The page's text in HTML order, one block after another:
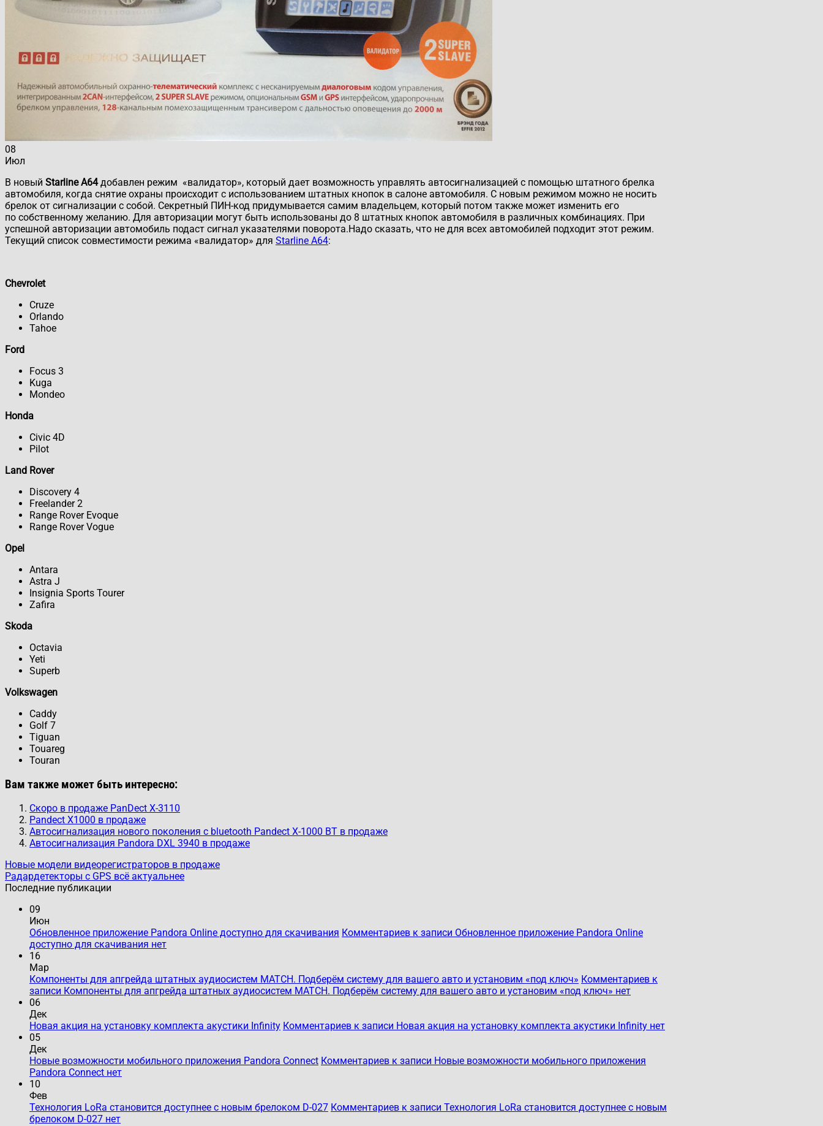
08
Июл
В новый Starline A64добавлен режим «валидатор», который дает возможность управлять автосигнализацией с помощью штатного брелка
автомобиля, когда снятие охраны происходит с использованием штатных кнопок в салоне автомобиля. С новым режимом можно не носить
брелок от сигнализации с собой. Секретный ПИН-код придумывается самим владельцем, который потом также может изменить его
по собственному желанию. Для авторизации могут быть использованы до 8 штатных кнопок автомобиля в различных комбинациях. При
успешной авторизации автомобиль подаст сигнал указателями поворота.Надо сказать, что не для всех автомобилей подходит этот режим.
Текущий список совместимости режима «валидатор» для Starline A64:
Chevrolet
Cruze
Orlando
Tahoe
Ford
Focus 3
Kuga
Mondeo
Honda
Civic 4D
Pilot
Land Rover
Discovery 4
Freelander 2
Range Rover Evoque
Range Rover Vogue
Opel
Antara
Astra J
Insignia Sports Tourer
Zafira
Skoda
Octavia
Yeti
Superb
Volkswagen
Caddy
Golf 7
Tiguan
Touareg
Touran
Вам также может быть интересно:
Скоро в продаже PanDect X-3110
Pandect X1000 в продаже
Автосигнализация нового поколения с bluetooth Pandect X-1000 BT в продаже
Автосигнализация Pandora DXL 3940 в продаже
Новые модели видеорегистраторов в продаже
Радардетекторы с GPS всё актуальнее
Последние публикации
09
Июн
Обновленное приложение Pandora Online доступно для скачивания Комментариев к записи Обновленное приложение Pandora Online
доступно для скачивания нет
16
Мар
Компоненты для апгрейда штатных аудиосистем MATCH. Подберём систему для вашего авто и установим «под ключ» Комментариев к
записи Компоненты для апгрейда штатных аудиосистем MATCH. Подберём систему для вашего авто и установим «под ключ» нет
06
Дек
Новая акция на установку комплекта акустики Infinity Комментариев к записи Новая акция на установку комплекта акустики Infinity нет
05
Дек
Новые возможности мобильного приложения Pandora Connect Комментариев к записи Новые возможности мобильного приложения
Pandora Connect нет
10
Фев
Технология LoRa становится доступнее с новым брелоком D-027 Комментариев к записи Технология LoRa становится доступнее с новым
брелоком D-027 нет